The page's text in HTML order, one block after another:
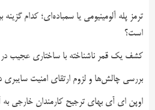
ترمز پله آلومینیومی یا سمباده‌ای؛ کدام
است؟
کشف یک قمر ناشناخته با ساختاری عجیب
بررسی چالش‌ها و لزوم ارتقای امنیت سایبری
اوپن ای آی بهای ترجیح کارمندان خارجی به